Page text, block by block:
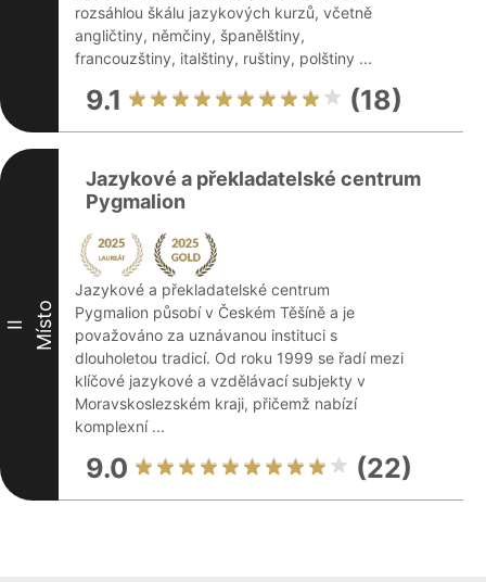
rozsáhlou škálu jazykových kurzů, včetně
angličtiny, němčiny, španělštiny,
francouzštiny, italštiny, ruštiny, polštiny ...
9.1 (18)
II Místo
Jazykové a překladatelské centrum
Pygmalion
Jazykové a překladatelské centrum
Pygmalion působí v Českém Těšíně a je
považováno za uznávanou instituci s
dlouholetou tradicí. Od roku 1999 se řadí mezi
klíčové jazykové a vzdělávací subjekty v
Moravskoslezském kraji, přičemž nabízí
komplexní ...
9.0 (22)